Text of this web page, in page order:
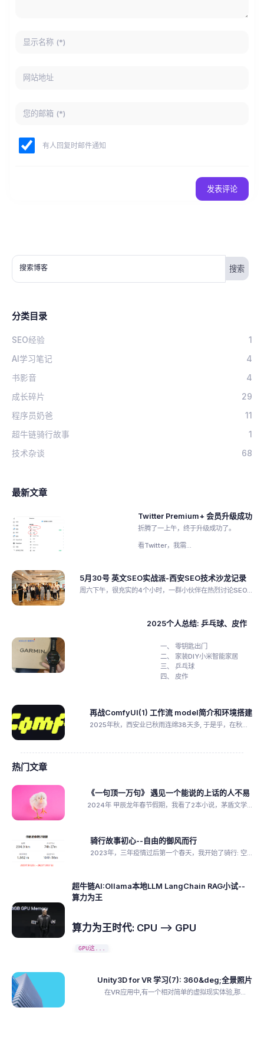
有人回复时邮件通知
发表评论
搜索博客
分类目录
SEO经验
1
AI学习笔记
4
书影音
4
成长碎片
29
程序员奶爸
11
超牛链骑行故事
1
技术杂谈
68
最新文章
Twitter Premium+ 会员升级成功
折腾了一上午，终于升级成功了。
看Twitter，我需...
5月30号 英文SEO实战派-西安SEO技术沙龙记录
周六下午，很充实的4个小时，一群小伙伴在热烈讨论SEO...
2025个人总结: 乒乓球、皮作
零钥匙出门
家装DIY小米智能家居
乒乓球
皮作
再战ComfyUI(1) 工作流 model简介和环境搭建
2025年秋，西安业已秋雨连绵38天多, 于是乎，在秋...
热门文章
《一句顶一万句》 遇见一个能说的上话的人不易
2024年 甲辰龙年春节假期，我看了2本小说，茅盾文学...
骑行故事初心--自由的御风而行
2023年，三年疫情过后第一个春天，我开始了骑行: 空...
超牛链AI:Ollama本地LLM LangChain RAG小试--
算力为王
算力为王时代: CPU --> GPU
GPU这...
Unity3D for VR 学习(7): 360&deg;全景照片
在VR应用中,有一个相对简单的虚拟现实体验,那...